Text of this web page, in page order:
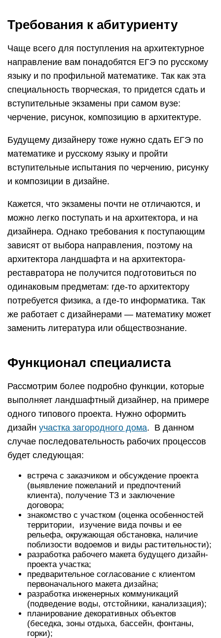
Требования к абитуриенту
Чаще всего для поступления на архитектурное
направление вам понадобятся ЕГЭ по русскому
языку и по профильной математике. Так как эта
специальность творческая, то придется сдать и
вступительные экзамены при самом вузе:
черчение, рисунок, композицию в архитектуре.
Будущему дизайнеру тоже нужно сдать ЕГЭ по
математике и русскому языку и пройти
вступительные испытания по черчению, рисунку
и композиции в дизайне.
Кажется, что экзамены почти не отличаются, и
можно легко поступать и на архитектора, и на
дизайнера. Однако требования к поступающим
зависят от выбора направления, поэтому на
архитектора ландшафта и на архитектора-
реставратора не получится подготовиться по
одинаковым предметам: где-то архитектору
потребуется физика, а где-то информатика. Так
же работает с дизайнерами — математику может
заменить литература или обществознание.
Функционал специалиста
Рассмотрим более подробно функции, которые
выполняет ландшафтный дизайнер, на примере
одного типового проекта. Нужно оформить
дизайн участка загородного дома. В данном
случае последовательность рабочих процессов
будет следующая:
встреча с заказчиком и обсуждение проекта
(выявление пожеланий и предпочтений
клиента), получение ТЗ и заключение
договора;
знакомство с участком (оценка особенностей
территории, изучение вида почвы и ее
рельефа, окружающая обстановка, наличие
поблизости водоемов и виды растительности);
разработка рабочего макета будущего дизайн-
проекта участка;
предварительное согласование с клиентом
первоначального макета дизайна;
разработка инженерных коммуникаций
(подведение воды, отстойники, канализация);
планирование декоративных объектов
(беседка, зоны отдыха, бассейн, фонтаны,
горки);